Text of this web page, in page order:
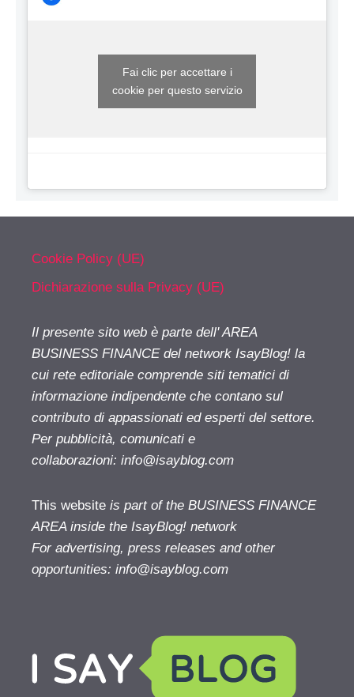
Fai clic per accettare i
cookie per questo servizio
Cookie Policy (UE)
Dichiarazione sulla Privacy (UE)
Il presente sito web è parte dell' AREA
BUSINESS FINANCE del network IsayBlog! la
cui rete editoriale comprende siti tematici di
informazione indipendente che contano sul
contributo di appassionati ed esperti del settore.
Per pubblicità, comunicati e
collaborazioni: info@isayblog.com
This website is part of the BUSINESS FINANCE
AREA inside the IsayBlog! network
For advertising, press releases and other
opportunities: info@isayblog.com